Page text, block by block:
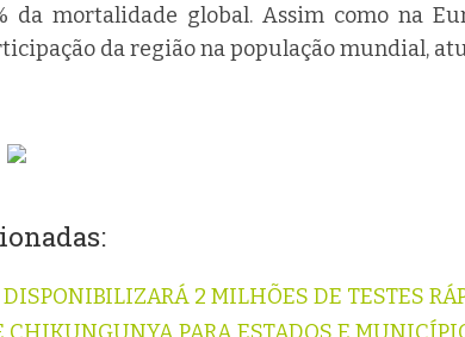
da mortalidade global. Assim como na
da região na população mundial,
DISPONIBILIZARÁ 2 MILHÕES DE TESTES